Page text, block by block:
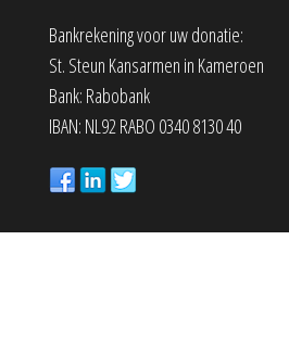
Bankrekening voor uw donatie:
St. Steun Kansarmen in Kameroen
Bank: Rabobank
IBAN: NL92 RABO 0340 8130 40